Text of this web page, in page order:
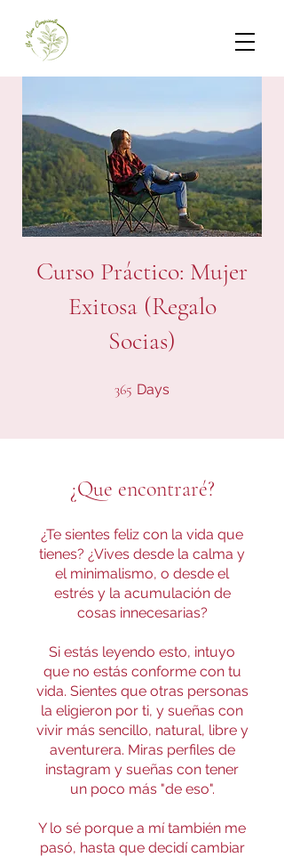
Curso Práctico: Mujer
Exitosa (Regalo
Socias)
365 Days
¿Que encontraré?
¿Te sientes feliz con la vida que
tienes? ¿Vives desde la calma y
el minimalismo, o desde el
estrés y la acumulación de
cosas innecesarias?
Si estás leyendo esto, intuyo
que no estás conforme con tu
vida. Sientes que otras personas
la eligieron por ti, y sueñas con
vivir más sencillo, natural, libre y
aventurera. Miras perfiles de
instagram y sueñas con tener
un poco más "de eso".
Y lo sé porque a mí también me
pasó, hasta que decidí cambiar